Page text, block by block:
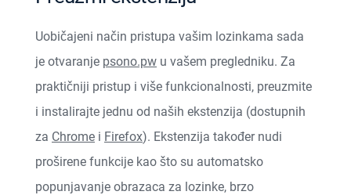
Uobičajeni način pristupa vašim lozinkama sada
je otvaranje psono.pw u vašem pregledniku. Za
praktičniji pristup i više funkcionalnosti, preuzmite
i instalirajte jednu od naših ekstenzija (dostupnih
za Chrome i Firefox). Ekstenzija također nudi
proširene funkcije kao što su automatsko
popunjavanje obrazaca za lozinke, brzo